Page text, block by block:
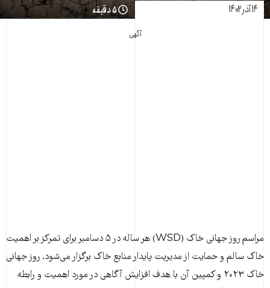
۱۴ آذر ۱۴۰۲ ۵ دقیقه
آگهی
مراسم روز جهانی خاک (WSD) هر ساله در ۵ دسامبر برای تمرکز بر اهمیت
خاک سالم و حمایت از مدیریت پایدار منابع خاک برگزار می‌شود. روز جهانی
خاک ۲۰۲۳ و کمپین آن با هدف افزایش آگاهی در مورد اهمیت و رابطه